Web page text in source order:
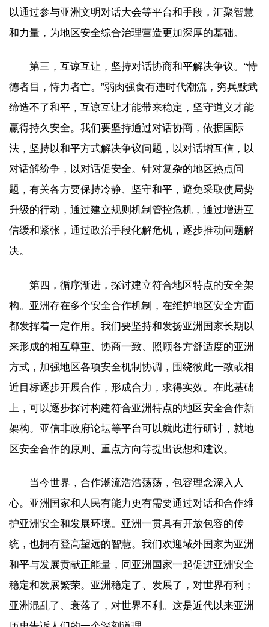
以通过参与亚洲文明对话大会等平台和手段，汇聚智慧
和力量，为地区安全综合治理营造更加深厚的基础。
第三，互谅互让，坚持对话协商和平解决争议。“恃
德者昌，恃力者亡。”弱肉强食有违时代潮流，穷兵黩武
缔造不了和平，互谅互让才能带来稳定，坚守道义才能
赢得持久安全。我们要坚持通过对话协商，依据国际
法，坚持以和平方式解决争议问题，以对话增互信，以
对话解纷争，以对话促安全。针对复杂的地区热点问
题，有关各方要保持冷静、坚守和平，避免采取使局势
升级的行动，通过建立规则机制管控危机，通过增进互
信缓和紧张，通过政治手段化解危机，逐步推动问题解
决。
第四，循序渐进，探讨建立符合地区特点的安全架
构。亚洲存在多个安全合作机制，在维护地区安全方面
都发挥着一定作用。我们要坚持和发扬亚洲国家长期以
来形成的相互尊重、协商一致、照顾各方舒适度的亚洲
方式，加强地区各项安全机制协调，围绕彼此一致或相
近目标逐步开展合作，形成合力，求得实效。在此基础
上，可以逐步探讨构建符合亚洲特点的地区安全合作新
架构。亚信非政府论坛等平台可以就此进行研讨，就地
区安全合作的原则、重点方向等提出设想和建议。
当今世界，合作潮流浩浩荡荡，包容理念深入人
心。亚洲国家和人民有能力更有需要通过对话和合作维
护亚洲安全和发展环境。亚洲一贯具有开放包容的传
统，也拥有登高望远的智慧。我们欢迎域外国家为亚洲
和平与发展贡献正能量，同亚洲国家一起促进亚洲安全
稳定和发展繁荣。亚洲稳定了、发展了，对世界有利；
亚洲混乱了、衰落了，对世界不利。这是近代以来亚洲